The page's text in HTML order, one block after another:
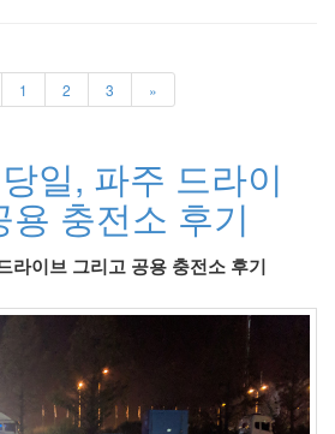
1 2 3 »
일, 파주 드라이
충전소 후기
라이브 그리고 공용 충전소 후기